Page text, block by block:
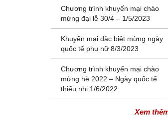
Chương trình khuyến mại chào
mừng đại lễ 30/4 – 1/5/2023
Khuyến mại đặc biệt mừng ngày
quốc tế phụ nữ 8/3/2023
Chương trình khuyến mại chào
mừng hè 2022 – Ngày quốc tế
thiếu nhi 1/6/2022
Xem